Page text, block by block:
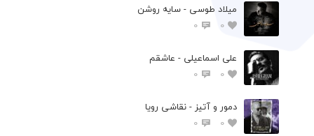
میلاد طوسی - سایه روشن
0
0
علی اسماعیلی - عاشقم
0
0
دمور و آتیز - نقاشی رویا
0
0